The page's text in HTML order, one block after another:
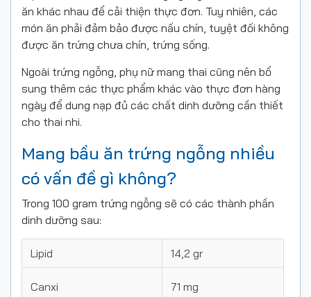
ăn khác nhau để cải thiện thực đơn. Tuy nhiên, các
món ăn phải đảm bảo được nấu chín, tuyệt đối không
được ăn trứng chưa chín, trứng sống.
Ngoài trứng ngỗng, phụ nữ mang thai cũng nên bổ
sung thêm các thực phẩm khác vào thực đơn hàng
ngày để dung nạp đủ các chất dinh dưỡng cần thiết
cho thai nhi.
Mang bầu ăn trứng ngỗng nhiều
có vấn đề gì không?
Trong 100 gram trứng ngỗng sẽ có các thành phần
dinh dưỡng sau:
Lipid 14,2 gr
Canxi 71 mg